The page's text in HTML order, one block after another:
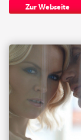
Zur Webseite